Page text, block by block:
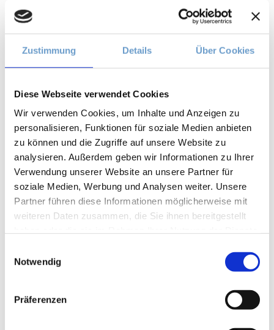
Zustimmung Details Über Cookies
Diese Webseite verwendet Cookies
Wir verwenden Cookies, um Inhalte und Anzeigen zu
personalisieren, Funktionen für soziale Medien anbieten
zu können und die Zugriffe auf unsere Website zu
analysieren. Außerdem geben wir Informationen zu Ihrer
Verwendung unserer Website an unsere Partner für
soziale Medien, Werbung und Analysen weiter. Unsere
Partner führen diese Informationen möglicherweise mit
weiteren Daten zusammen, die Sie ihnen bereitgestellt
Notwendig
Präferenzen
Aura(2)
Autonomes Nervensystem(2)
Ayurveda(6)
Balance(5)
Beinpflege(1)
Berührung(1)
Besinnlichkeit(1)
Bewusstheit (1)
Bewusstsein(2)
Beziehung(5)
Bhagavad Gita(2)
Blut(1)
Body-Positivity(3)
Chinesische Astrologie
Darm(2)